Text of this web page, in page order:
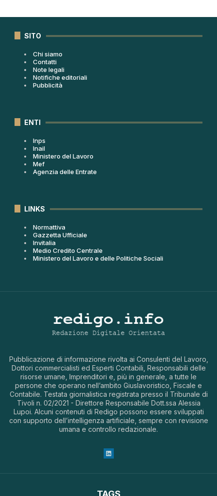
SITO
Chi siamo
Contatti
Note legali
Notifiche editoriali
Pubblicità
ENTI
Inps
Inail
Ministero del Lavoro
Mef
Agenzia delle Entrate
LINKS
Normattiva
Gazzetta Ufficiale
Invitalia
Medio Credito Centrale
Ministero del Lavoro e delle Politiche Sociali
Pubblicazione di informazione rivolta ai Consulenti del Lavoro,
Dottori commercialisti ed Esperti Contabili, Responsabili delle
risorse umane, Imprenditori e, più in generale, a tutte le
persone che operano nell’ambito Giuslavoristico, Fiscale e
Contabile. Testata giornalistica registrata presso il Tribunale di
Tivoli n. 02/2021 - Direttore Responsabile Dott.ssa Alessia
Lupoi. Alcuni contenuti di Redigo possono essere sviluppati
con supporto dell’intelligenza artificiale, sempre con revisione
umana e controllo redazionale.
TAGS